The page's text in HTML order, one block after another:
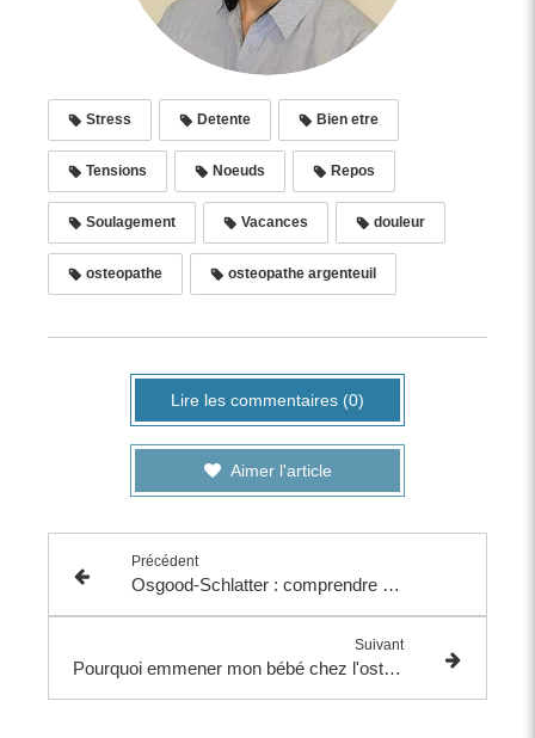
Stress Detente Bien etre
Tensions Noeuds Repos
Soulagement Vacances douleur
osteopathe osteopathe argenteuil
Lire les commentaires (0)
Aimer l'article
Précédent
Osgood-Schlatter : comprendre et soulager
Suivant
Pourquoi emmener mon bébé chez l'ostéopathe ?